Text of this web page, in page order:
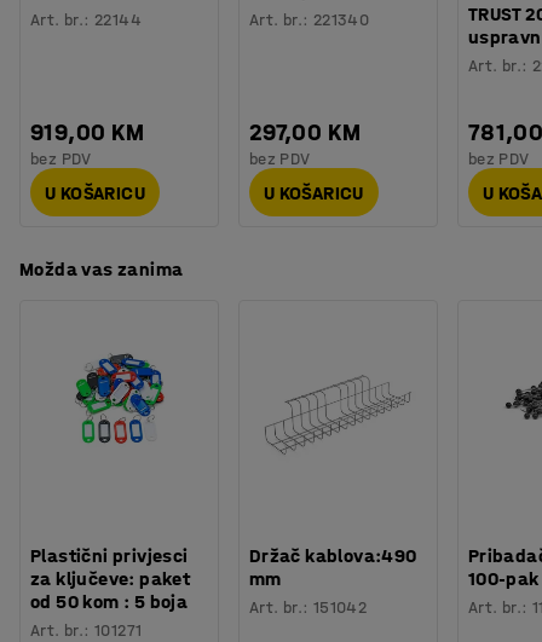
Želite li imati alat i druge predmete pri ruci? Možete
dodati jedinicu s ladicama, ploču za alat, ormarić i druge
dodatke koji pomažu kod organiziranja radnog prostora.
Težina
88,45
Art. br.: 22144
919,00 KM
bez PDV
U KOŠARICU
Art. br.: 221340
297,00 KM
bez PDV
U KOŠARICU
TRUST
Art. br.:
bez PDV
U
Možda vas zanima
Plastični privjesci
za ključeve: paket
od 50 kom : 5 boja
Art. br.:101271
Držač kablova:490
mm
Art. br.: 151042
100-pak
Art. br.: